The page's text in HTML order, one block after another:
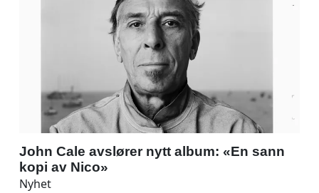
John Cale avslører nytt album: «En sann
kopi av Nico»
Nyhet